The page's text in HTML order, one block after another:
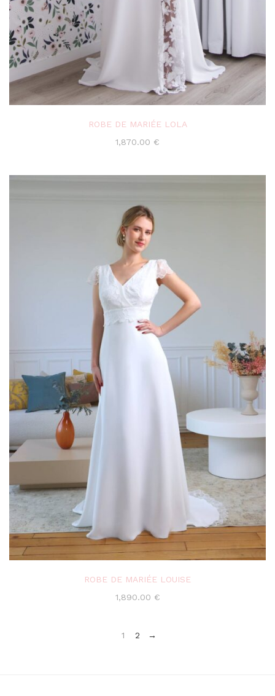
ROBE DE MARIÉE LOLA
1,870.00 €
ROBE DE MARIÉE LOUISE
1,890.00 €
1 2 →